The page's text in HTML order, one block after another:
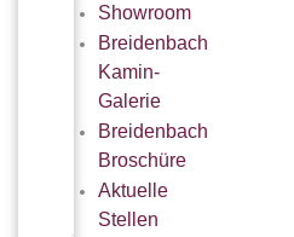
Showroom
Breidenbach
Kamin-
Galerie
Breidenbach
Broschüre
Aktuelle
Stellen